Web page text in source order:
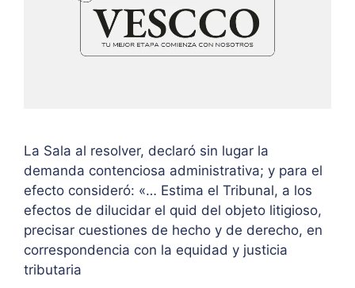
La Sala al resolver, declaró sin lugar la
demanda contenciosa administrativa; y para el
efecto consideró: «… Estima el Tribunal, a los
efectos de dilucidar el quid del objeto litigioso,
precisar cuestiones de hecho y de derecho, en
correspondencia con la equidad y justicia
tributaria